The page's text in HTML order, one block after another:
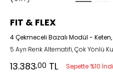
FIT & FLEX
4 Çekmeceli Bazalı Modül -
5 Ayrı Renk Alternatifi, Çok Yönlü
13.383,00 TL Sepette %10